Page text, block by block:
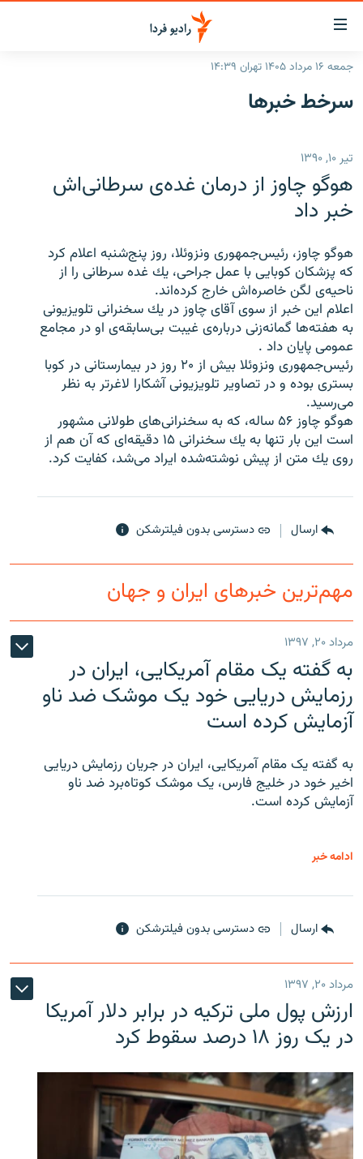
لینک‌های
قابلیت
دسترسی
بازگشت
اصلی
رفتن
صفحه
ایران
رادیو
انتخاب کنید و بشنوید
فرکانس‌ها
پادکست
گزارش‌های تصویری
گزارش‌های ویدئویی
زنان فردا
English
به ما بپیوندید
زبان‌های دیگر
جمعه ۱۶ مرداد ۱۴۰۵ تهران ۱۴:۳۹
سرخط‌ خبرها
تیر ۱۰, ۱۳۹۰
هوگو چاوز از درمان غده‌ى سرطانى‌اش
خبر داد
هوگو چاوز، رئيس‌جمهورى ونزوئلا، روز پنج‌شنبه اعلام كرد
كه پزشكان كوبايى با عمل جراحى، يك غده‌ سرطانى را از
ناحيه‌ى لگن خاصره‌اش خارج كرده‌اند.
اعلام اين خبر از سوى آقاى چاوز در يك سخنرانى تلويزيونى
به هفته‌ها گمانه‌زنى درباره‌ى غيبت بى‌‌سابقه‌ى او در مجامع
عمومى پايان داد .
رئيس‌جمهورى ونزوئلا بيش از ۲۰ روز در بيمارستانى در كوبا
بسترى بوده و در تصاوير تلويزيونى آشكارا لاغرتر به نظر
مى‌رسيد.
هوگو چاوز ۵۶ ساله، كه به سخنرانى‌هاى طولانى مشهور
است اين بار تنها به يك سخنرانى ۱۵ دقيقه‌اى كه آن هم از
روى يك متن از پيش نوشته‌شده ايراد مى‌شد، كفايت كرد.
ارسال دسترسی بدون فیلترشکن
مهم‌ترین خبرهای ایران و جهان
مرداد ۲۰, ۱۳۹۷
به گفته یک مقام آمریکایی، ایران در
رزمایش دریایی خود یک موشک ضد ناو
آزمایش کرده است
به گفته یک مقام آمریکایی، ایران در جریان رزمایش دریایی
اخیر خود در خلیج فارس، یک موشک کوتاه‌برد ضد ناو
آزمایش کرده است.
ادامه خبر
ارسال دسترسی بدون فیلترشکن
مرداد ۲۰, ۱۳۹۷
ارزش پول ملی ترکیه در برابر دلار آمریکا
در یک روز ۱۸ درصد سقوط کرد